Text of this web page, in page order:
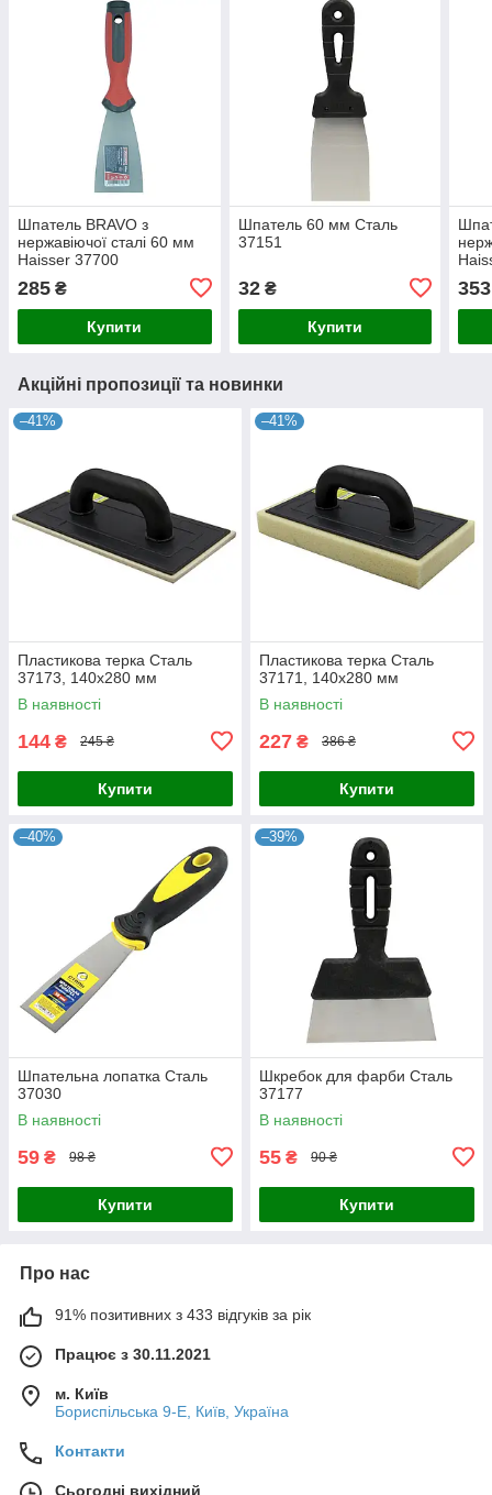
Шпатель BRAVO з
нержавіючої сталі 60 мм
Haisser 37700
285 ₴
Купити
Шпатель 60 мм Сталь
37151
32₴
Купити
353
Акційні пропозиції та новинки
–41%
Пластикова терка Сталь
37173, 140х280 мм
В наявності
144 ₴ 245 ₴
Купити
–41%
Пластикова терка Сталь
37171, 140х280 мм
В наявності
227 ₴ 386 ₴
Купити
–40%
Шпательна лопатка Сталь
37030
В наявності
59 ₴ 98 ₴
Купити
–39%
Шкребок для фарби Сталь
37177
В наявності
55 ₴ 90 ₴
Купити
Про нас
91% позитивних з 433 відгуків за рік
Працює з 30.11.2021
м. Київ
Бориспільська 9-Е, Київ, Україна
Контакти
Сьогодні вихідний